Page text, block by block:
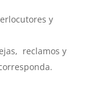
y
reclamos y